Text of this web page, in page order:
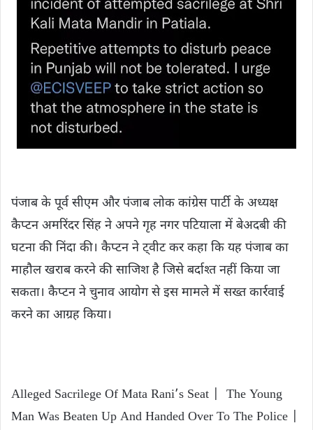
पंजाब के पूर्व सीएम और पंजाब लोक कांग्रेस पार्टी के अध्यक्ष
कैप्टन अमरिंदर सिंह ने अपने गृह नगर पटियाला में बेअदबी की
घटना की निंदा की। कैप्टन ने ट्वीट कर कहा कि यह पंजाब का
माहौल खराब करने की साजिश है जिसे बर्दाश्त नहीं किया जा
सकता। कैप्टन ने चुनाव आयोग से इस मामले में सख्त कार्रवाई
करने का आग्रह किया।
Alleged Sacrilege Of Mata Rani’s Seat | The Young
Man Was Beaten Up And Handed Over To The Police |